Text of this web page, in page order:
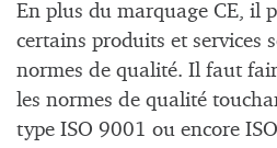
En plus du marquage CE, il
certains produits et services
normes de qualité. Il faut
les normes de qualité
type ISO 9001 ou encore